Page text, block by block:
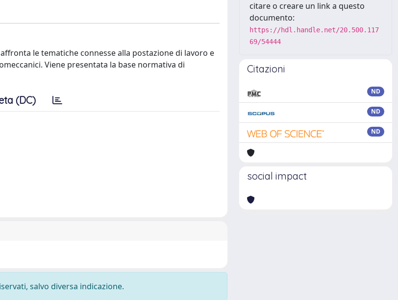
le tematiche connesse alla postazione di lavoro e
Viene presentata la base normativa di
(DC)
salvo diversa indicazione.
citare o creare un link a questo
documento:
https://hdl.handle.net/20.500.117
69/54444
Citazioni
ND
ND
ND
social impact